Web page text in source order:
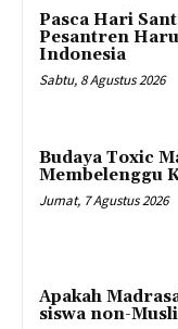
Pasca Hari
Pesantren
Indonesia
Sabtu, 8 Agustus 2026
Budaya Toxic
Membelenggu
Jumat, 7 Agustus 2026
Apakah
siswa non-